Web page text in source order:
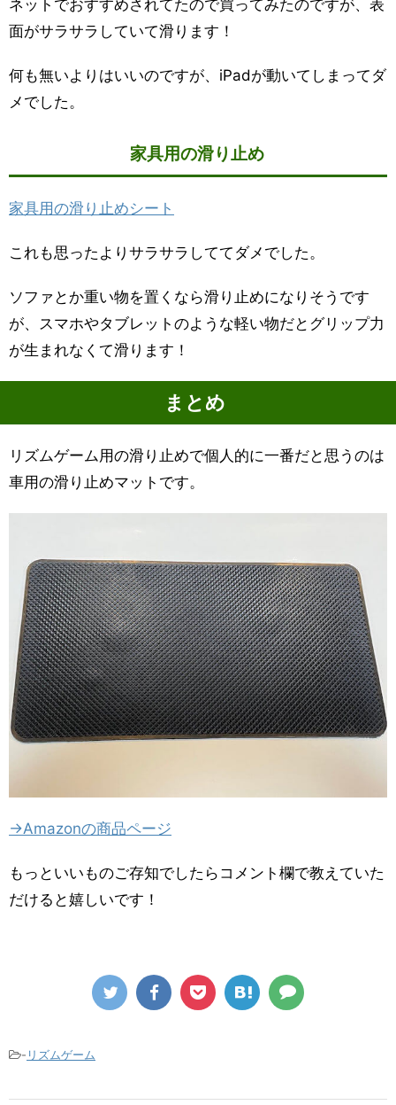
ネットでおすすめされてたので買ってみたのですが、表
面がサラサラしていて滑ります！
何も無いよりはいいのですが、iPadが動いてしまってダ
メでした。
家具用の滑り止め
家具用の滑り止めシート
これも思ったよりサラサラしててダメでした。
ソファとか重い物を置くなら滑り止めになりそうです
が、スマホやタブレットのような軽い物だとグリップ力
が生まれなくて滑ります！
まとめ
リズムゲーム用の滑り止めで個人的に一番だと思うのは
車用の滑り止めマットです。
→Amazonの商品ページ
もっといいものご存知でしたらコメント欄で教えていた
だけると嬉しいです！
- リズムゲーム